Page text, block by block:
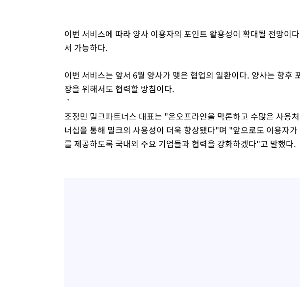
이번 서비스에 따라 양사 이용자의 포인트 활용성이 확대될 전망이
서 가능하다.
이번 서비스는 앞서 6월 양사가 맺은 협업의 일환이다. 양사는 향후
장을 위해서도 협력할 방침이다.
`
조정민 밀크파트너스 대표는 "온오프라인을 막론하고 수많은 사용
너십을 통해 밀크의 사용성이 더욱 향상됐다"며 "앞으로도 이용자
를 제공하도록 국내외 주요 기업들과 협력을 강화하겠다"고 말했다.